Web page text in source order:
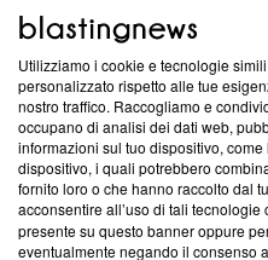
ABOUT
Questa sezione offre
News, sui nostri processi
creare news di qualità. Inoltre,
‘Trust Project - News with
ancora membro del
parte; Trust Project non ha
conformità agli standard.
Utilizziamo i cookie e tecnologie
personalizzato rispetto alle tue
nostro traffico. Raccogliamo e
occupano di analisi dei dati web,
informazioni sul tuo dispositivo,
dispositivo, i quali potrebbero
fornito loro o che hanno raccolto dal
acconsentire all’uso di tali
presente su questo banner oppure
eventualmente negando il consenso